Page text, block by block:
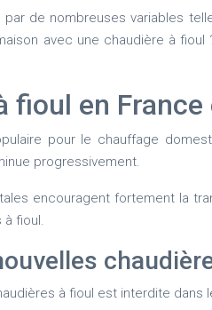
de nombreuses variables
avec une chaudière à
fioul en France
pour le chauffage
progressivement.
encouragent fortement la
fioul.
à fioul est interdite